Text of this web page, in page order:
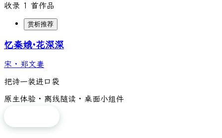
收录 1 首作品
赏析推荐
忆秦娥·花深深
宋 · 郑文妻
把诗一装进口袋
原生体验 · 离线随读 · 桌面小组件